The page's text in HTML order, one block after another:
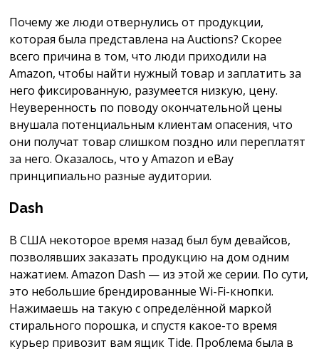
Почему же люди отвернулись от продукции,
которая была представлена на Auctions? Скорее
всего причина в том, что люди приходили на
Amazon, чтобы найти нужный товар и заплатить за
него фиксированную, разумеется низкую, цену.
Неуверенность по поводу окончательной цены
внушала потенциальным клиентам опасения, что
они получат товар слишком поздно или переплатят
за него. Оказалось, что у Amazon и eBay
принципиально разные аудитории.
Dash
В США некоторое время назад был бум девайсов,
позволявших заказать продукцию на дом одним
нажатием. Amazon Dash — из этой же серии. По сути,
это небольшие брендированные Wi-Fi-кнопки.
Нажимаешь на такую с определённой маркой
стирального порошка, и спустя какое-то время
курьер привозит вам ящик Tide. Проблема была в